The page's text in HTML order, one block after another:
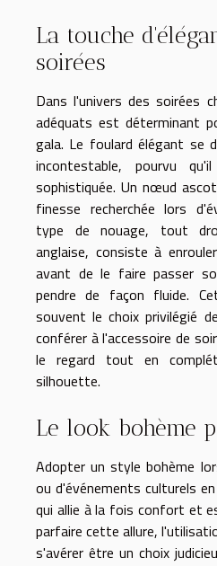
La touche
soirées
Dans l'univers des soirées
adéquats est déterminant
gala. Le foulard élégant se
incontestable, pourvu
sophistiquée. Un nœud
finesse recherchée lors
type de nouage, tout
anglaise, consiste à
avant de le faire passer
pendre de façon fluide.
souvent le choix privilégié
conférer à l'accessoire de
le regard tout en
silhouette.
Le look bohème
Adopter un style bohème
ou d'événements culturels
qui allie à la fois confort et
parfaire cette allure,
s'avérer être un choix